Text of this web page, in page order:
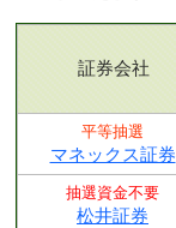
証券会社
平等抽選
マネックス証券
抽選資金不要
松井証券